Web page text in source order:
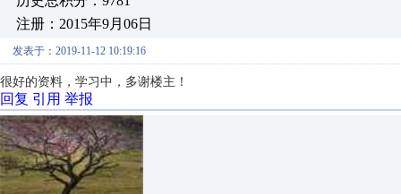
注册：2015年9月06日
发表于：2019-11-12 10:19:16
很好的资料，学习中，多谢楼主！
回复 引用 举报